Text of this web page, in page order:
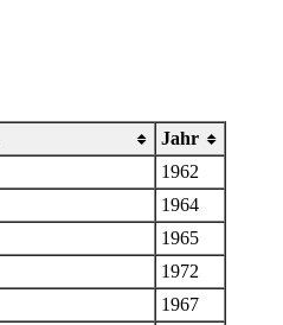
Jahr
1962
1964
1965
1972
1967